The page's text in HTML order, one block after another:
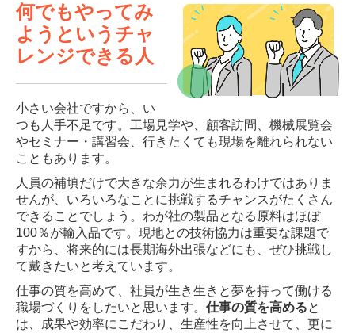
何でもやってみ
ようというチャ
レンジできる人
小さい会社ですから、い
つも人手不足です。工場見学や、顧客訪問、機械展覧会
やセミナー・講習会、行きたくても現場を離れられない
こともあります。
人員の補填だけで大きな余力が生まれるわけではありま
せんが、いろいろなことに挑戦するチャンスがたくさん
できることでしょう。わが社の製品となる原料はほぼ
100％が輸入品です。現地との技術協力は重要な課題で
すから、将来的には長期海外出張などにも、ぜひ挑戦し
て戴きたいと考えています。
仕事の質を高めて、社員が生き生きと夢を持って働ける
職場づくりをしたいと思います。 仕事の質を高めると
は、成果や効率にこだわり、生産性を向上させて、更に